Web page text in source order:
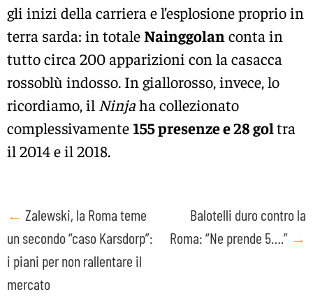
gli inizi della carriera e l’esplosione proprio in
terra sarda: in totale Nainggolanconta in
tutto circa 200 apparizioni con la casacca
rossoblù indosso. In giallorosso, invece, lo
ricordiamo, il Ninjaha collezionato
complessivamente 155 presenze e 28 goltra
il 2014 e il 2018.
Post
navigation
← Zalewski, la Roma teme
un secondo “caso Karsdorp”:
i piani per non rallentare il
mercato
Balotelli duro contro la
Roma: “Ne prende 5….” →